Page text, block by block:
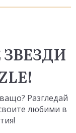
Разгледай
любими в
!